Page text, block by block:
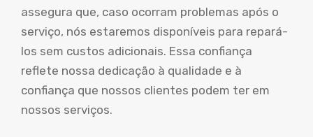
assegura que, caso ocorram problemas após o
serviço, nós estaremos disponíveis para repará-
los sem custos adicionais. Essa confiança
reflete nossa dedicação à qualidade e à
confiança que nossos clientes podem ter em
nossos serviços.